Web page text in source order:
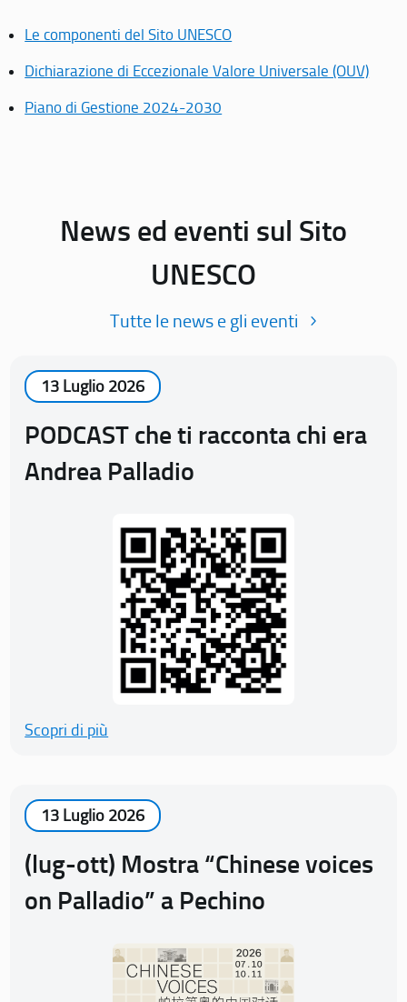
Le componenti del Sito UNESCO
Dichiarazione di Eccezionale Valore Universale (OUV)
Piano di Gestione 2024-2030
News ed eventi sul Sito
UNESCO
Tutte le news e gli eventi
13 Luglio 2026
PODCAST che ti racconta chi era
Andrea Palladio
Scopri di più
13 Luglio 2026
(lug-ott) Mostra “Chinese voices
on Palladio” a Pechino